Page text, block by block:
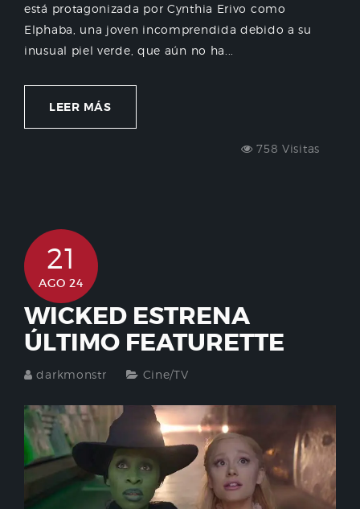
está protagonizada por Cynthia Erivo como
Elphaba, una joven incomprendida debido a su
inusual piel verde, que aún no ha...
LEER MÁS
758 Visitas
21
AGO 24
WICKED ESTRENA
ÚLTIMO FEATURETTE
darkmonstr Cine/TV